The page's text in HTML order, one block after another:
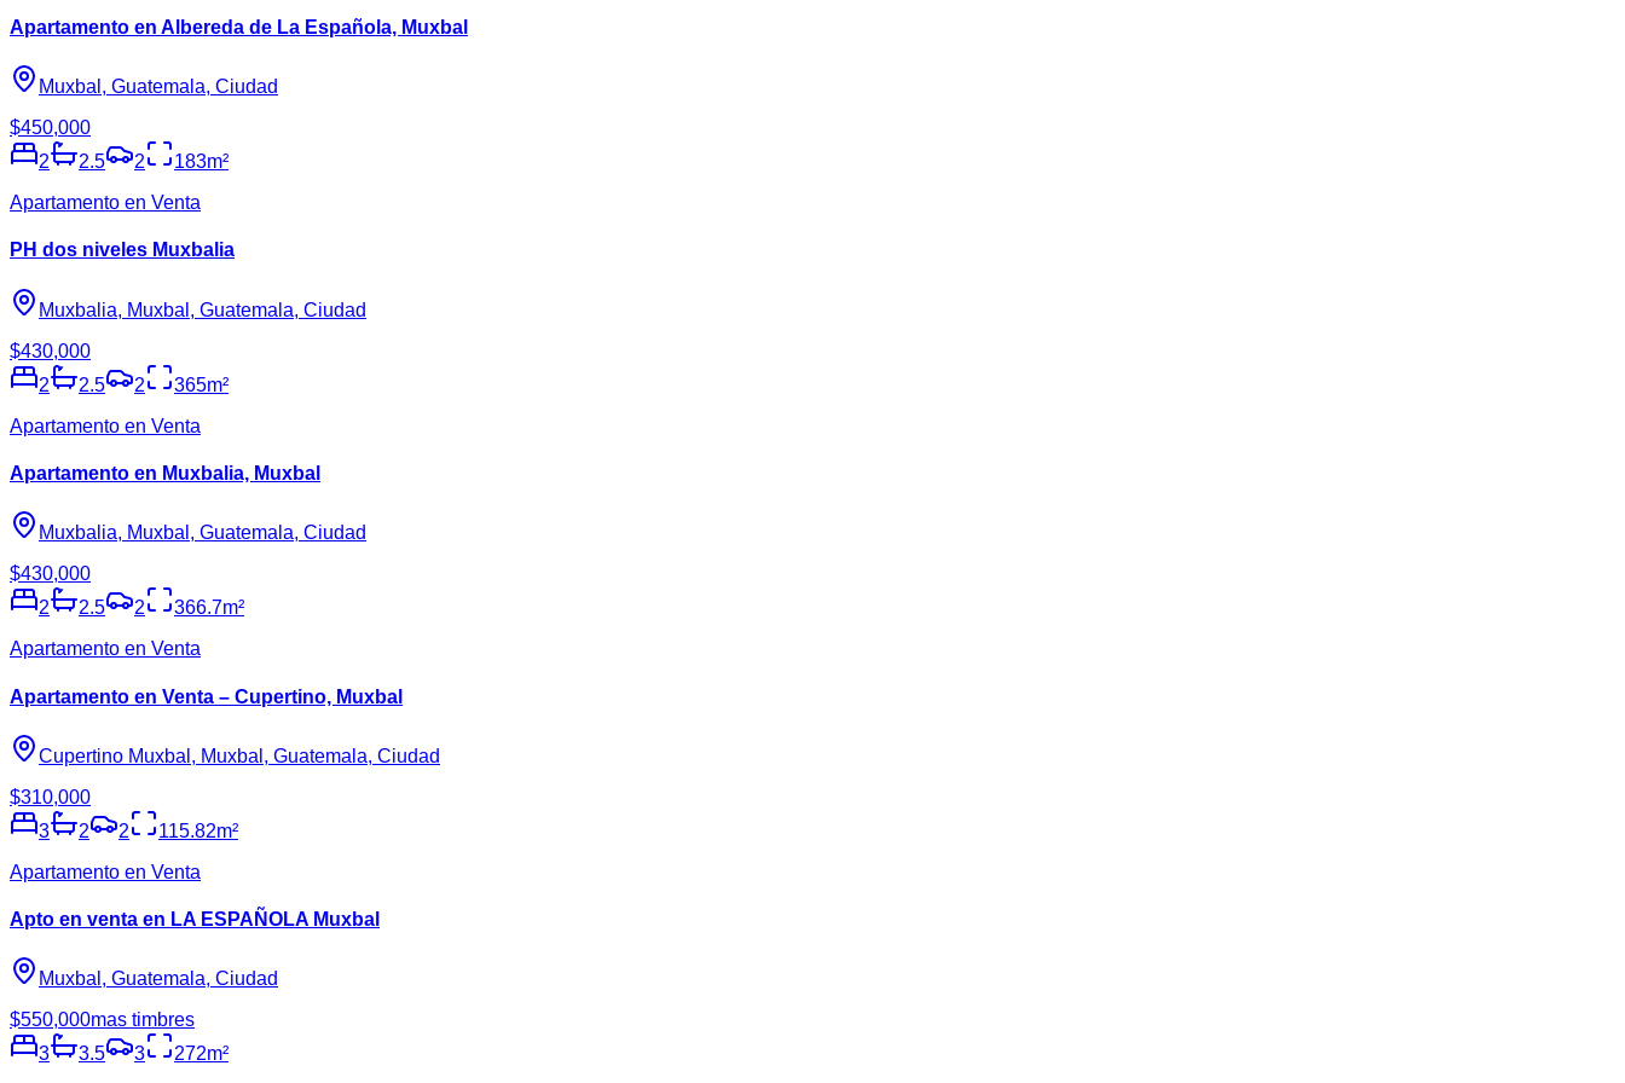
Apartamento en Albereda de La Española, Muxbal
Muxbal, Guatemala, Ciudad
$450,000
2
2.5 2 183m²
Apartamento en Venta
PH dos niveles Muxbalia
Muxbalia, Muxbal, Guatemala, Ciudad
$430,000
2
2.5 2 365m²
Apartamento en Venta
Apartamento en Muxbalia, Muxbal
Muxbalia, Muxbal, Guatemala, Ciudad
$430,000
2
2.5 2 366.7m²
Apartamento en Venta
Apartamento en Venta – Cupertino, Muxbal
Cupertino Muxbal, Muxbal, Guatemala, Ciudad
$310,000
3
2 2 115.82m²
Apartamento en Venta
Apto en venta en LA ESPAÑOLA Muxbal
Muxbal, Guatemala, Ciudad
$550,000mas timbres
3
3.5 3 272m²